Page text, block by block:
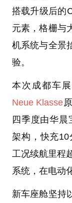
搭载升级后的
元素，格栅与
机系统与全景
验。
本次成都车
Neue Klasse
四季度由华
架构，快充10
工况续航里程
系统，在电动
新车座舱坚持